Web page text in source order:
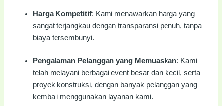
Harga Kompetitif: Kami menawarkan harga yang
sangat terjangkau dengan transparansi penuh, tanpa
biaya tersembunyi.
Pengalaman Pelanggan yang Memuaskan: Kami
telah melayani berbagai event besar dan kecil, serta
proyek konstruksi, dengan banyak pelanggan yang
kembali menggunakan layanan kami.